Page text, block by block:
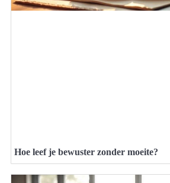
Hoe leef je bewuster zonder moeite?